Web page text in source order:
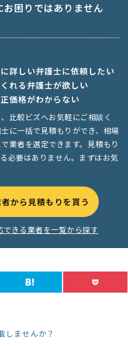
困りではありません
詳しい弁護士に依頼したい
れる弁護士が欲しい
価格がわからない
比較ビズへお気軽にご相談く
に一括で見積もりができ、相場
業者を選定できます。見積もり
必要はありません。まずはお気
から見積もりを貰う
きる業者を一覧から探す